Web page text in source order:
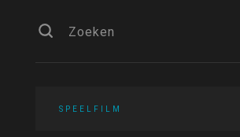
SPEELFILM